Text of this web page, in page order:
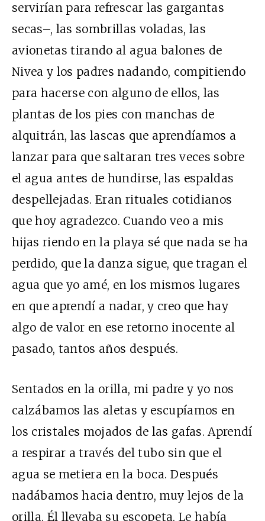
servirían para refrescar las gargantas
secas–, las sombrillas voladas, las
avionetas tirando al agua balones de
Nivea y los padres nadando, compitiendo
para hacerse con alguno de ellos, las
plantas de los pies con manchas de
alquitrán, las lascas que aprendíamos a
lanzar para que saltaran tres veces sobre
el agua antes de hundirse, las espaldas
despellejadas. Eran rituales cotidianos
que hoy agradezco. Cuando veo a mis
hijas riendo en la playa sé que nada se ha
perdido, que la danza sigue, que tragan el
agua que yo amé, en los mismos lugares
en que aprendí a nadar, y creo que hay
algo de valor en ese retorno inocente al
pasado, tantos años después.
Sentados en la orilla, mi padre y yo nos
calzábamos las aletas y escupíamos en
los cristales mojados de las gafas. Aprendí
a respirar a través del tubo sin que el
agua se metiera en la boca. Después
nadábamos hacia dentro, muy lejos de la
orilla. Él llevaba su escopeta. Le había